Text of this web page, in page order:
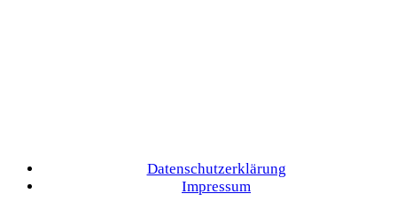
Datenschutzerklärung
Impressum